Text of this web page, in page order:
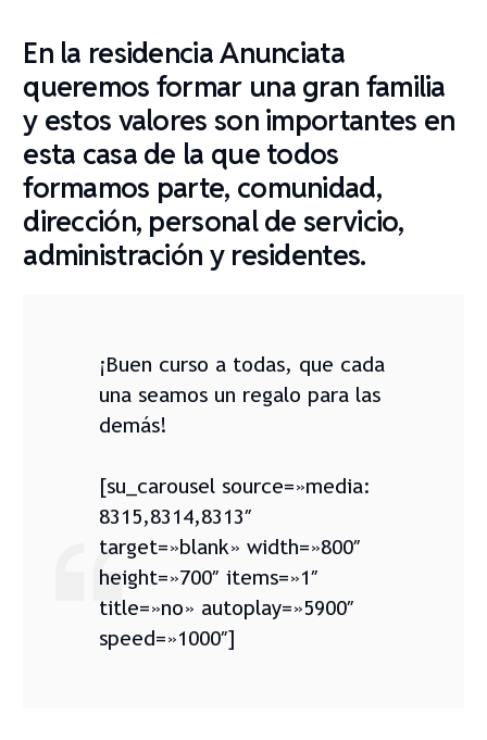
En la residencia Anunciata
queremos formar una gran familia
y estos valores son importantes en
esta casa de la que todos
formamos parte, comunidad,
dirección, personal de servicio,
administración y residentes.
¡Buen curso a todas, que cada
una seamos un regalo para las
demás!
[su_carousel source=»media:
8315,8314,8313″
target=»blank» width=»800″
height=»700″ items=»1″
title=»no» autoplay=»5900″
speed=»1000″]